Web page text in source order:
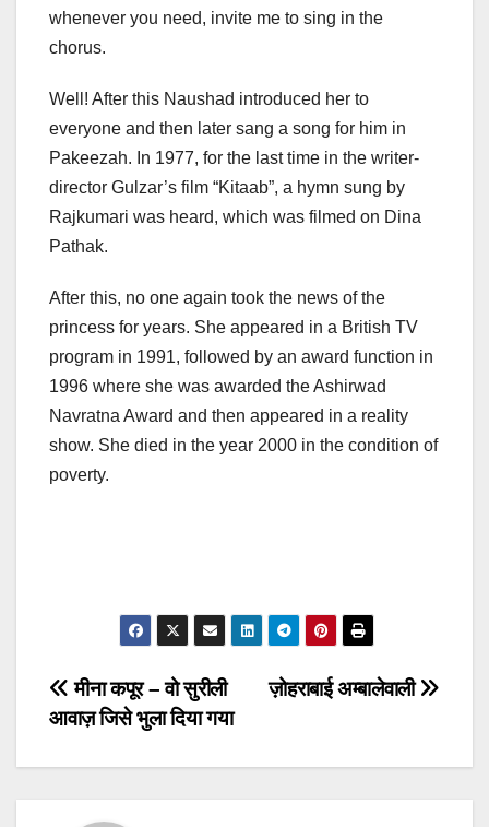
whenever you need, invite me to sing in the
chorus.
Well! After this Naushad introduced her to
everyone and then later sang a song for him in
Pakeezah. In 1977, for the last time in the writer-
director Gulzar’s film “Kitaab”, a hymn sung by
Rajkumari was heard, which was filmed on Dina
Pathak.
After this, no one again took the news of the
princess for years. She appeared in a British TV
program in 1991, followed by an award function in
1996 where she was awarded the Ashirwad
Navratna Award and then appeared in a reality
show. She died in the year 2000 in the condition of
poverty.
Post
navigation
ज़ोहराबाई अम्बालेवाली
मीना कपूर – वो सुरीली
आवाज़ जिसे भुला दिया गया